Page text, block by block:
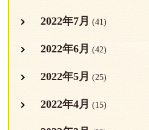
2022年7月 (41)
2022年6月 (42)
2022年5月 (25)
2022年4月 (15)